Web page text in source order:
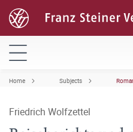
Home Subjects
Friedrich Wolfzettel